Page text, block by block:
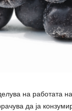
на работата
да ја